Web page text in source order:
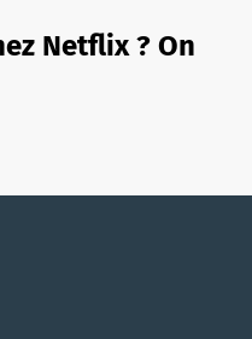
Netflix ? On